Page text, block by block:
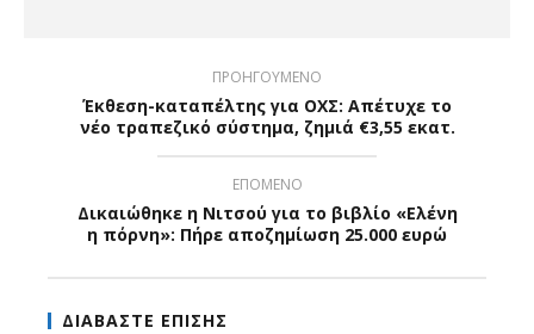
ΠΡΟΗΓΟΥΜΕΝΟ
Έκθεση-καταπέλτης για ΟΧΣ: Απέτυχε το
νέο τραπεζικό σύστημα, ζημιά €3,55 εκατ.
ΕΠΟΜΕΝΟ
Δικαιώθηκε η Νιτσού για το βιβλίο «Ελένη
η πόρνη»: Πήρε αποζημίωση 25.000 ευρώ
ΔΙΑΒΑΣΤΕ ΕΠΙΣΗΣ